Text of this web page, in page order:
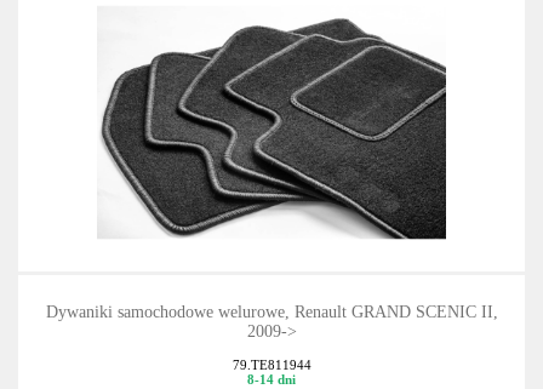
Dywaniki samochodowe welurowe, Renault GRAND SCENIC II,
2009->
79.TE811944
8-14 dni